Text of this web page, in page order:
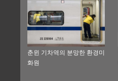
춘윈 기차역의 분망한 환경미
화원